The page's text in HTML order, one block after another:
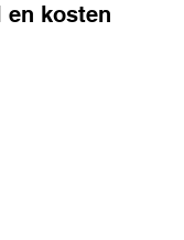
kosten